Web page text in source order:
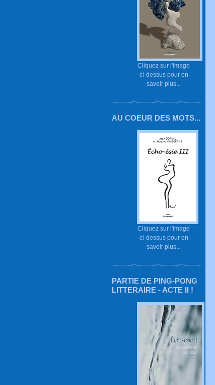
Cliquez sur l'image
ci-dessus pour en
savoir plus...
AU COEUR DES MOTS...
Cliquez sur l'image
ci-dessus pour en
savoir plus...
PARTIE DE PING-PONG
LITTERAIRE - ACTE II !